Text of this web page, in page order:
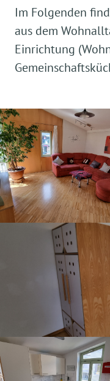
Im Folgenden
aus dem
Einrichtung